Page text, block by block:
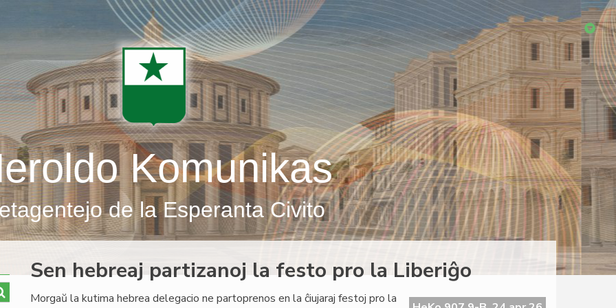
Komunikas
de la Esperanta Civito
Sen hebreaj partizanoj la festo pro la Liberiĝo
Morgaŭ la kutima hebrea delegacio ne partoprenos en la ĉiujaraj festoj pro la